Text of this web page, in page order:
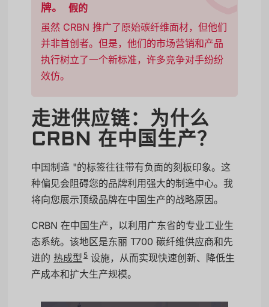
牌。
假的
虽然 CRBN 推广了原始碳纤维面材，但他们
并非首创者。但是，他们的市场营销和产品
执行树立了一个新标准，许多竞争对手纷纷
效仿。
走进供应链：为什么
CRBN 在中国生产？
中国制造 "的标签往往带有负面的刻板印象。这
种偏见会阻碍您的品牌利用强大的制造中心。我
将向您展示顶级品牌在中国生产的战略原因。
CRBN 在中国生产，以利用广东省的专业工业生
态系统。该地区是东丽 T700 碳纤维供应商和先
进的 热成型 5设施，从而实现快速创新、降低生
产成本和扩大生产规模。